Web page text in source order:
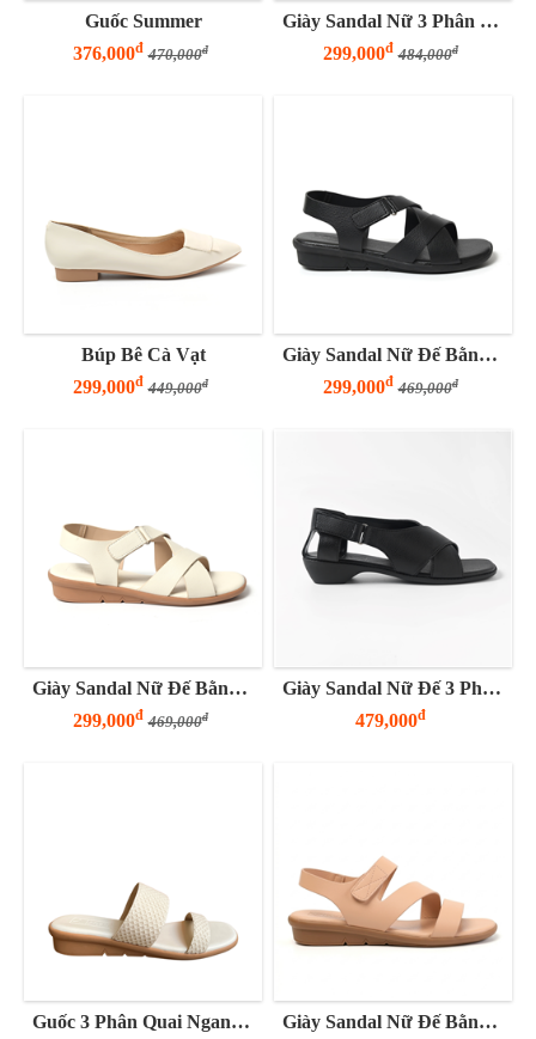
Guốc Summer
376,000đ 470,000đ
Giày Sandal Nữ 3 Phân Đế Bằng Quai Z
299,000đ 484,000đ
Búp Bê Cà Vạt
299,000đ 449,000đ
Giày Sandal Nữ Đế Bằng 3 Phân Quai Chéo
299,000đ 469,000đ
Giày Sandal Nữ Đế Bằng 3 Phân Quai Chéo
299,000đ 469,000đ
Giày Sandal Nữ Đế 3 Phân Cross New
479,000đ
Guốc 3 Phân Quai Ngang Bảng To
Giày Sandal Nữ Đế Bằng 3 Phân Quai Z